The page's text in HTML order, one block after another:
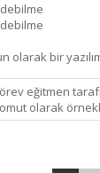
olarak bir
eğitmen
olarak